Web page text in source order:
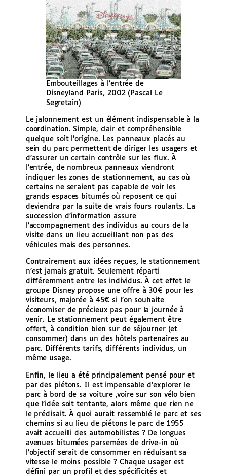
Embouteillages à l’entrée de
Disneyland Paris, 2002 (Pascal Le
Segretain)
Le jalonnement est un élément indispensable à la
coordination. Simple, clair et compréhensible
quelque soit l’origine. Les panneaux placés au
sein du parc permettent de diriger les usagers et
d’assurer un certain contrôle sur les flux. À
l’entrée, de nombreux panneaux viendront
indiquer les zones de stationnement, au cas où
certains ne seraient pas capable de voir les
grands espaces bitumés où reposent ce qui
deviendra par la suite de vrais fours roulants. La
succession d’information assure
l’accompagnement des individus au cours de la
visite dans un lieu accueillant non pas des
véhicules mais des personnes.
Contrairement aux idées reçues, le stationnement
n’est jamais gratuit. Seulement réparti
différemment entre les individus. À cet effet le
groupe Disney propose une offre à 30€ pour les
visiteurs, majorée à 45€ si l’on souhaite
économiser de précieux pas pour la journée à
venir. Le stationnement peut également être
offert, à condition bien sur de séjourner (et
consommer) dans un des hôtels partenaires au
parc. Différents tarifs, différents individus, un
même usage.
Enfin, le lieu a été principalement pensé pour et
par des piétons. Il est impensable d’explorer le
parc à bord de sa voiture ,voire sur son vélo bien
que l’idée soit tentante, alors même que rien ne
le prédisait. À quoi aurait ressemblé le parc et ses
chemins si au lieu de piétons le parc de 1955
avait accueilli des automobilistes ? De longues
avenues bitumées parsemées de drive-in où
l’objectif serait de consommer en réduisant sa
vitesse le moins possible ? Chaque usager est
défini par un profil et des spécificités et